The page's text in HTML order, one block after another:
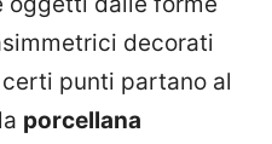
decorati
punti partano al
porcellana